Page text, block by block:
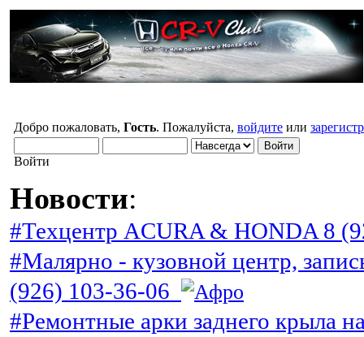
Добро пожаловать, Гость. Пожалуйста, войдите или
Войти
Новости:
#Техцентр ACURA & HONDA 8
#Малярно - кузовной центр,
(926) 103-36-06
#Ремонтные арки заднего крыла